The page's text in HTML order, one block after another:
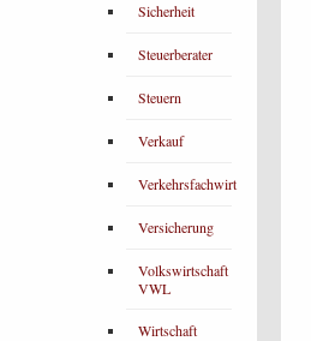
Sicherheit
Steuerberater
Steuern
Verkauf
Verkehrsfachwirt
Versicherung
Volkswirtschaft
VWL
Wirtschaft